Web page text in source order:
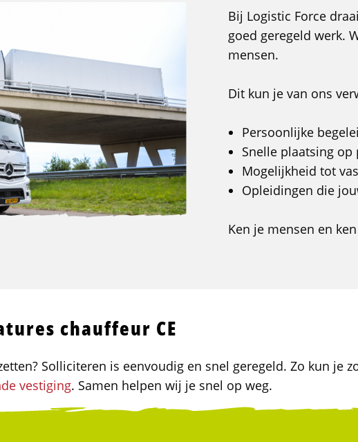
Bij Logistic Force
goed geregeld werk.
mensen.
Dit kun je van ons
Persoonlijke
Snelle plaatsing op
Mogelijkheid tot
Opleidingen die
Ken je mensen en
chauffeur CE
Solliciteren is eenvoudig en snel geregeld. Zo kun je
vestiging. Samen helpen wij je snel op weg.